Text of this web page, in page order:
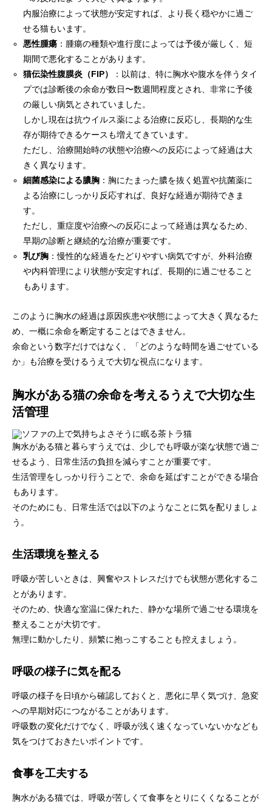
内服治療によって状態が安定すれば、より長く穏やかに過ご
せる猫もいます。
悪性腫瘍 ：腫瘍の種類や進行度によっては予後が厳しく、短
期間で悪化することがあります。
猫伝染性腹膜炎（FIP）
：以前は、特に胸水や腹水を伴うタイ
プでは診断後の余命が数日〜数週間程度とされ、非常に予後
の厳しい病気とされていました。
しかし現在は抗ウイルス薬による治療に反応し、長期的な生
存が期待できるケースも増えてきています。
ただし、治療開始時の状態や治療への反応によって経過は大
きく異なります。
細菌感染による膿胸 ：胸にたまった膿を抜く処置や抗菌薬に
よる治療にしっかり反応すれば、良好な経過が期待できま
す。
ただし、重症度や治療への反応によって経過は異なるため、
早期の診断と継続的な治療が重要です。
乳び胸 ：慢性的な経過をたどりやすい病気ですが、外科治療
や内科管理により状態が安定すれば、長期的に過ごせること
もあります。
このように胸水の経過は原因疾患や状態によって大きく異なるた
め、一概に余命を断定することはできません。
余命という数字だけではなく、「どのような時間を過ごせている
か」も治療を受けるうえで大切な視点になります。
胸水がある猫の余命を考えるうえで大切な生
活管理
胸水がある猫と暮らすうえでは、少しでも呼吸が楽な状態で過ご
せるよう、日常生活の負担を減らすことが重要です。
生活管理をしっかり行うことで、余命を延ばすことができる場合
もあります。
そのためにも、日常生活では以下のようなことに気を配りましょ
う。
生活環境を整える
呼吸が苦しいときは、興奮やストレスだけでも状態が悪化するこ
とがあります。
そのため、快適な室温に保たれた、静かな場所で過ごせる環境を
整えることが大切です。
無理に動かしたり、頻繁に抱っこすることも控えましょう。
呼吸の様子に気を配る
呼吸の様子を日頃から確認しておくと、悪化に早く気づけ、急変
への早期対応につながることがあります。
呼吸数の変化だけでなく、呼吸が浅く速くなっていないかなども
気をつけておきたいポイントです。
食事を工夫する
胸水がある猫では、呼吸が苦しくて食事をとりにくくなることが